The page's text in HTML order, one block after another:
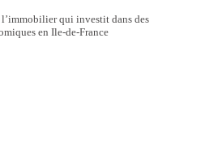
qui investit dans des
en Ile-de-France